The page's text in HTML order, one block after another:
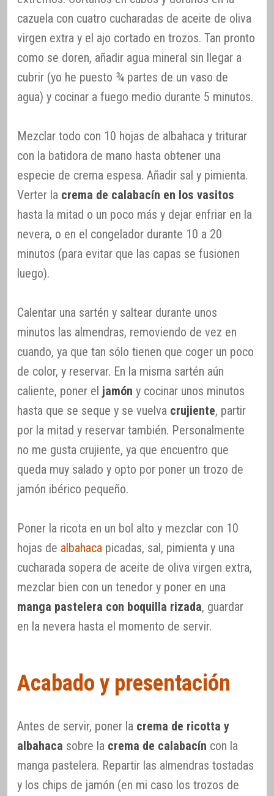
cazuela con cuatro cucharadas de aceite de oliva
virgen extra y el ajo cortado en trozos. Tan pronto
como se doren, añadir agua mineral sin llegar a
cubrir (yo he puesto ¾ partes de un vaso de
agua) y cocinar a fuego medio durante 5 minutos.
Mezclar todo con 10 hojas de albahaca y triturar
con la batidora de mano hasta obtener una
especie de crema espesa. Añadir sal y pimienta.
Verter la crema de calabacín en los vasitos
hasta la mitad o un poco más y dejar enfriar en la
nevera, o en el congelador durante 10 a 20
minutos (para evitar que las capas se fusionen
luego).
Calentar una sartén y saltear durante unos
minutos las almendras, removiendo de vez en
cuando, ya que tan sólo tienen que coger un poco
de color, y reservar. En la misma sartén aún
caliente, poner el jamón y cocinar unos minutos
hasta que se seque y se vuelva crujiente, partir
por la mitad y reservar también. Personalmente
no me gusta crujiente, ya que encuentro que
queda muy salado y opto por poner un trozo de
jamón ibérico pequeño.
Poner la ricota en un bol alto y mezclar con 10
hojas de albahaca picadas, sal, pimienta y una
cucharada sopera de aceite de oliva virgen extra,
mezclar bien con un tenedor y poner en una
manga pastelera con boquilla rizada, guardar
en la nevera hasta el momento de servir.
Acabado y presentación
Antes de servir, poner la crema de ricotta y
albahaca sobre la crema de calabacín con la
manga pastelera. Repartir las almendras tostadas
y los chips de jamón (en mi caso los trozos de